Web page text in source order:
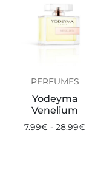
PERFUMES
Yodeyma
Venelium
7.99€ - 28.99€